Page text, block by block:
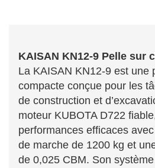
KAISAN KN12-9 Pelle sur
La KAISAN KN12-9 est une
compacte conçue pour les
de construction et
moteur KUBOTA D722
performances efficaces
de marche de 1200 kg et
de 0,025 CBM. Son